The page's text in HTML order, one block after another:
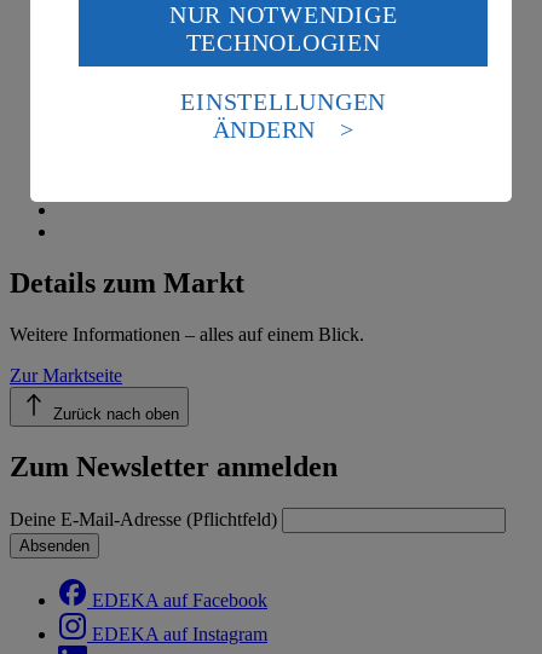
Details zum Markt
Weitere Informationen – alles auf einem Blick.
Zur Marktseite
Zurück nach oben
Zum Newsletter anmelden
Deine E-Mail-Adresse (Pflichtfeld)
Absenden
EDEKA auf Facebook
EDEKA auf Instagram
Wenn du auf „Aktivieren“ klickst, willigst du im Sinne
des Art. 49 Abs. 1 Satz 1 lit. a) DSGVO ein, dass deine
Daten in den USA verarbeitet werden. Der EuGH sieht
die USA als Land mit einem nach europäischen
Standards nicht angemessenen Datenschutzniveau an.
Es besteht das Risiko eines Zugriffs durch US-
Informationen zum Herausgeber der Seite findest du
NUR NOTWENDIGE
TECHNOLOGIEN
EINSTELLUNGEN
ÄNDERN